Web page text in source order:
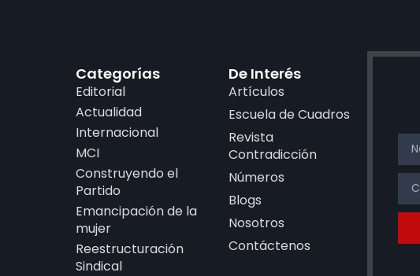
Categorías
Editorial
Actualidad
Internacional
MCI
Construyendo el
Partido
Emancipación de la
mujer
Reestructuración
Sindical
De Interés
Artículos
Escuela de Cuadros
Revista
Contradicción
Números
Blogs
Nosotros
Contáctenos